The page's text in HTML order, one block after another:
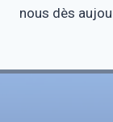
nous dès